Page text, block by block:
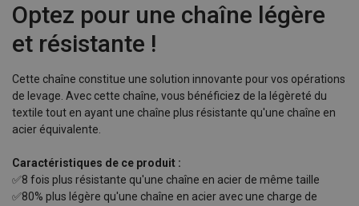
Optez pour une chaîne légère
et résistante !
Cette chaîne constitue une solution innovante pour vos opérations
de levage. Avec cette chaîne, vous bénéficiez de la légèreté du
textile tout en ayant une chaîne plus résistante qu'une chaîne en
acier équivalente.
Caractéristiques de ce produit :
✅8 fois plus résistante qu'une chaîne en acier de même taille
✅80% plus légère qu'une chaîne en acier avec une charge de